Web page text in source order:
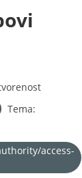
Tema:
access-